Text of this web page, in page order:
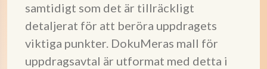
samtidigt som det är tillräckligt
detaljerat för att beröra uppdragets
viktiga punkter. DokuMeras mall för
uppdragsavtal är utformat med detta i